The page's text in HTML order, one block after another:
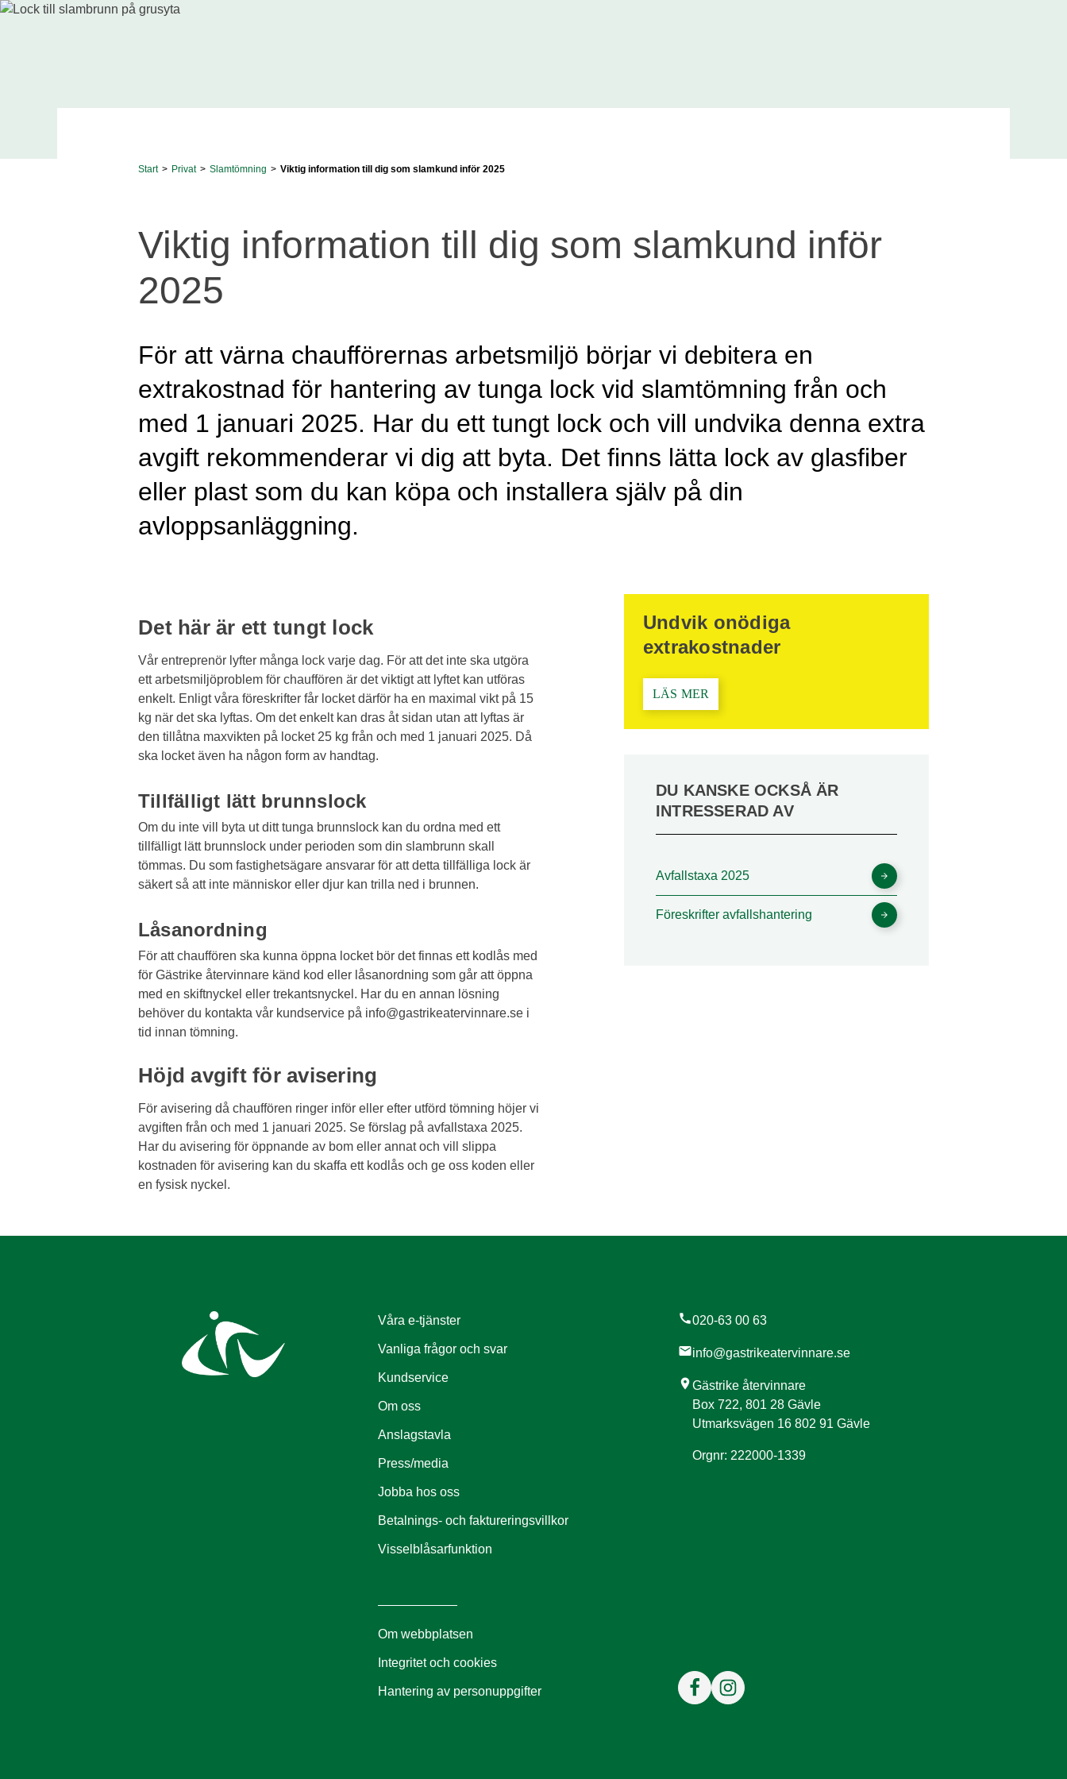
Start > Privat > Slamtömning > Viktig information till dig som slamkund inför 2025
Viktig information till dig som slamkund inför
2025
För att värna chaufförernas arbetsmiljö börjar vi debitera en
extrakostnad för hantering av tunga lock vid slamtömning från och
med 1 januari 2025. Har du ett tungt lock och vill undvika denna extra
avgift rekommenderar vi dig att byta. Det finns lätta lock av glasfiber
eller plast som du kan köpa och installera själv på din
avloppsanläggning.
Det här är ett tungt lock
Vår entreprenör lyfter många lock varje dag. För att det inte ska utgöra
ett arbetsmiljöproblem för chauffören är det viktigt att lyftet kan utföras
enkelt. Enligt våra föreskrifter får locket därför ha en maximal vikt på 15
kg när det ska lyftas. Om det enkelt kan dras åt sidan utan att lyftas är
den tillåtna maxvikten på locket 25 kg från och med 1 januari 2025. Då
ska locket även ha någon form av handtag.
Tillfälligt lätt brunnslock
Om du inte vill byta ut ditt tunga brunnslock kan du ordna med ett
tillfälligt lätt brunnslock under perioden som din slambrunn skall
tömmas. Du som fastighetsägare ansvarar för att detta tillfälliga lock är
säkert så att inte människor eller djur kan trilla ned i brunnen.
Låsanordning
För att chauffören ska kunna öppna locket bör det finnas ett kodlås med
för Gästrike återvinnare känd kod eller låsanordning som går att öppna
med en skiftnyckel eller trekantsnyckel. Har du en annan lösning
behöver du kontakta vår kundservice på info@gastrikeatervinnare.se i
tid innan tömning.
Höjd avgift för avisering
För avisering då chauffören ringer inför eller efter utförd tömning höjer vi
avgiften från och med 1 januari 2025. Se förslag på avfallstaxa 2025.
Har du avisering för öppnande av bom eller annat och vill slippa
kostnaden för avisering kan du skaffa ett kodlås och ge oss koden eller
en fysisk nyckel.
Undvik onödiga
extrakostnader
LÄS MER
DU KANSKE OCKSÅ ÄR
INTRESSERAD AV
Avfallstaxa 2025
Föreskrifter avfallshantering
Våra e-tjänster
Vanliga frågor och svar
Kundservice
Om oss
Anslagstavla
Press/media
Jobba hos oss
Betalnings- och faktureringsvillkor
Visselblåsarfunktion
Om webbplatsen
Integritet och cookies
Hantering av personuppgifter
call020-63 00 63
mailinfo@gastrikeatervinnare.se
location_onGästrike återvinnare
Box 722, 801 28 Gävle
Utmarksvägen 16 802 91 Gävle
Orgnr: 222000-1339